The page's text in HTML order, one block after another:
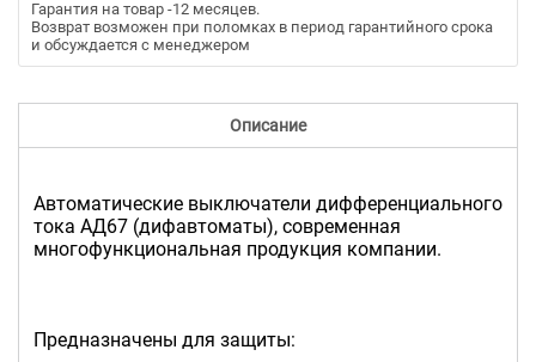
Гарантия на товар -12 месяцев.
Возврат возможен при поломках в период гарантийного срока
и обсуждается с менеджером
Описание
Автоматические выключатели дифференциального
тока АД67 (дифавтоматы), современная
многофункциональная продукция компании.
Предназначены для защиты: